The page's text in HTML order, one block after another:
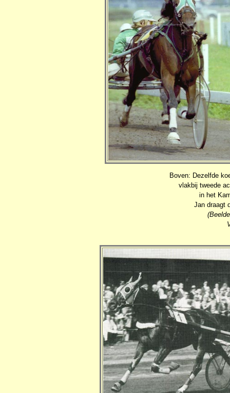
Boven: Dezelfde
vlakbij tweede
in het
Jan draagt